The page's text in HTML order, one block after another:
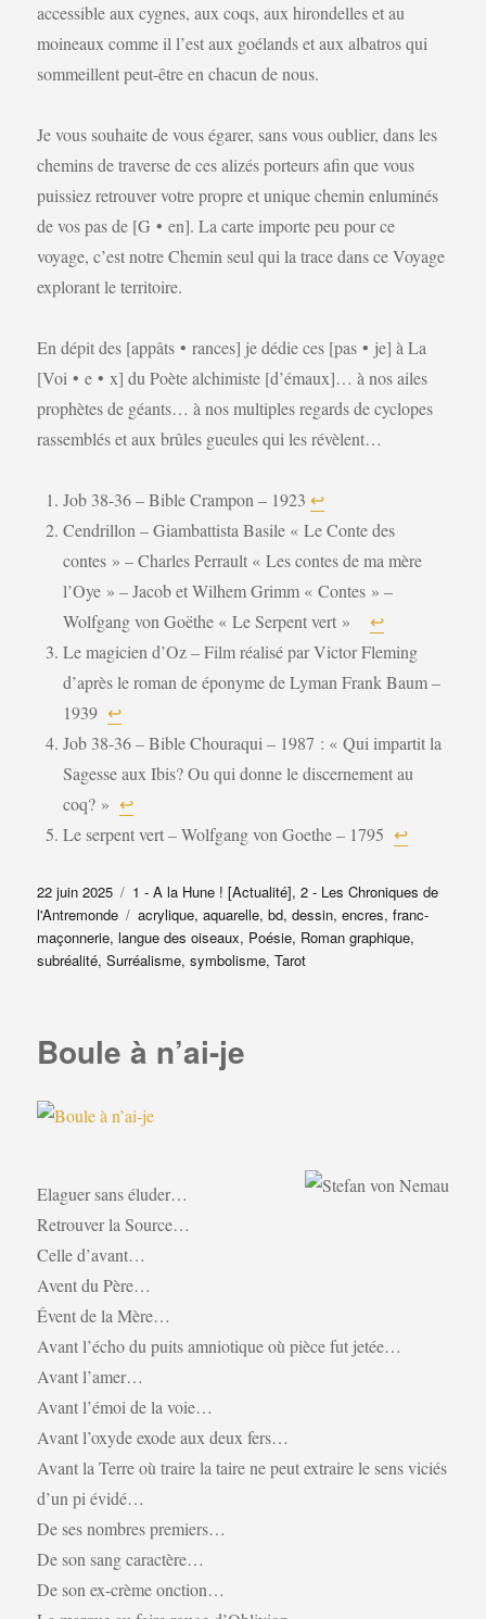
accessible aux cygnes, aux coqs, aux hirondelles et au
moineaux comme il l’est aux goélands et aux albatros qui
sommeillent peut-être en chacun de nous.
Je vous souhaite de vous égarer, sans vous oublier, dans les
chemins de traverse de ces alizés porteurs afin que vous
puissiez retrouver votre propre et unique chemin enluminés
de vos pas de [G • en]. La carte importe peu pour ce
voyage, c’est notre Chemin seul qui la trace dans ce Voyage
explorant le territoire.
En dépit des [appâts • rances] je dédie ces [pas • je] à La
[Voi • e • x] du Poète alchimiste [d’émaux]… à nos ailes
prophètes de géants… à nos multiples regards de cyclopes
rassemblés et aux brûles gueules qui les révèlent…
Job 38-36 – Bible Crampon – 1923 ↩︎
Cendrillon – Giambattista Basile « Le Conte des
contes » – Charles Perrault « Les contes de ma mère
l’Oye » – Jacob et Wilhem Grimm « Contes » –
Wolfgang von Goëthe « Le Serpent vert » ↩︎
Le magicien d’Oz – Film réalisé par Victor Fleming
d’après le roman de éponyme de Lyman Frank Baum –
1939 ↩︎
Job 38-36 – Bible Chouraqui – 1987 : « Qui impartit la
Sagesse aux Ibis? Ou qui donne le discernement au
coq? » ↩︎
Le serpent vert – Wolfgang von Goethe – 1795 ↩︎
Publié
le
22 juin 2025 Catégories
1 - A la Hune ! [Actualité],2 - Les Chroniques de
l'Antremonde
Étiquettes
acrylique,aquarelle,bd,dessin,encres,franc-
maçonnerie,langue des oiseaux, Poésie, Roman graphique,
subréalité,Surréalisme,symbolisme,Tarot
Boule à n’ai-je
Elaguer sans éluder…
Retrouver la Source…
Celle d’avant…
Avent du Père…
Évent de la Mère…
Avant l’écho du puits amniotique où pièce fut jetée…
Avant l’amer…
Avant l’émoi de la voie…
Avant l’oxyde exode aux deux fers…
Avant la Terre où traire la taire ne peut extraire le sens viciés
d’un pi évidé…
De ses nombres premiers…
De son sang caractère…
De son ex-crème onction…